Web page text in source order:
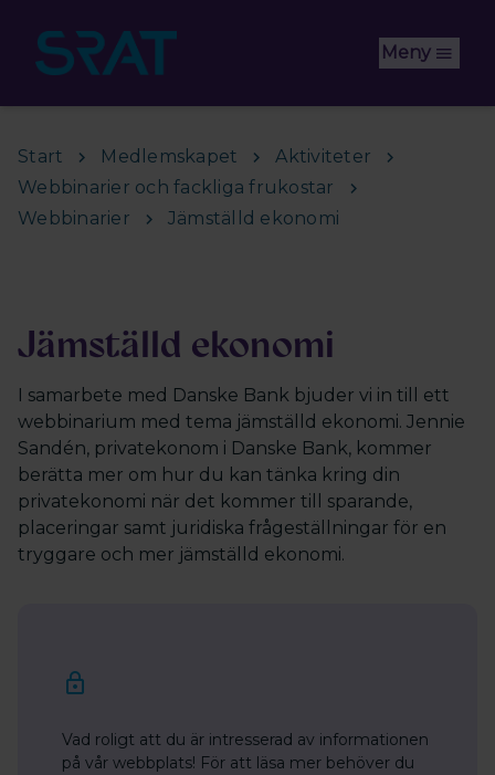
Meny
Start Medlemskapet
Aktiviteter
Webbinarier och fackliga frukostar
Webbinarier
Jämställd ekonomi
Jämställd ekonomi
I samarbete med Danske Bank bjuder vi in till ett
webbinarium med tema jämställd ekonomi. Jennie
Sandén, privatekonom i Danske Bank, kommer
berätta mer om hur du kan tänka kring din
privatekonomi när det kommer till sparande,
placeringar samt juridiska frågeställningar för en
tryggare och mer jämställd ekonomi.
Vad roligt att du är intresserad av informationen
på vår webbplats! För att läsa mer behöver du